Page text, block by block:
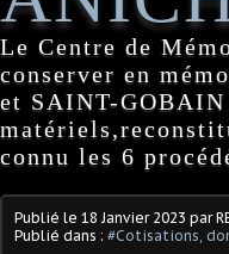
Le Centre de
conserver en
et SAINT-
connu les 6
Publié le 18 Janvier 2023 par
Publié dans : #Cotisations,